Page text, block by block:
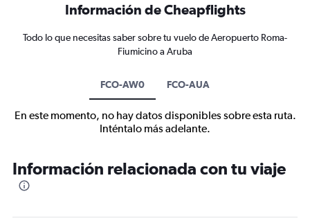
Información de Cheapflights
Todo lo que necesitas saber sobre tu vuelo de Aeropuerto Roma-
Fiumicino a Aruba
FCO-AW0 FCO-AUA
En este momento, no hay datos disponibles sobre esta ruta.
Inténtalo más adelante.
Información relacionada con tu viaje